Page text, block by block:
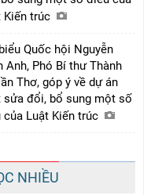
Kiến trúc
Quốc hội Nguyễn
Anh, Phó Bí thư Thành
Thơ, góp ý về dự án
sửa đổi, bổ sung một số
của Luật Kiến trúc
NHIỀU